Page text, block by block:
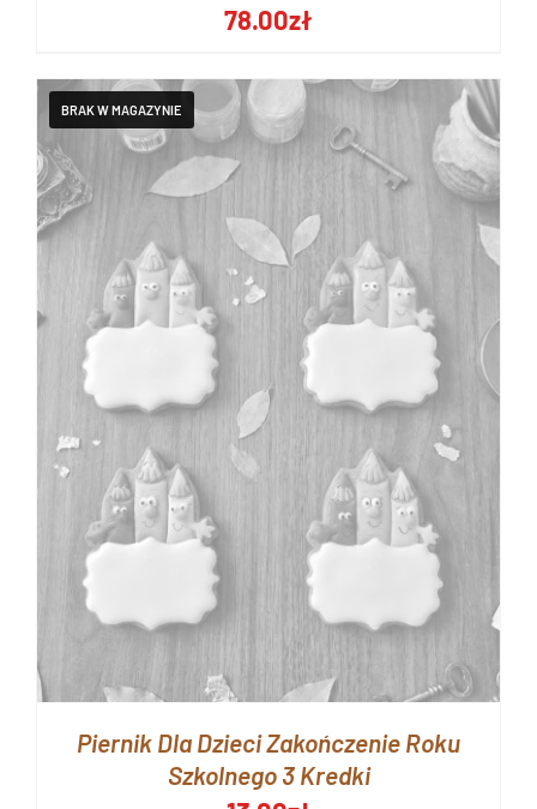
78.00zł
Piernik Dla Dzieci Zakończenie Roku
Szkolnego 3 Kredki